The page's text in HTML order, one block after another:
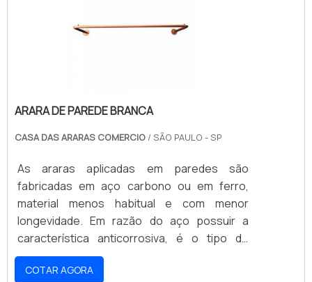
opções quando o assunto é o seu .
ARARA DE PAREDE BRANCA
CASA DAS ARARAS COMERCIO / SÃO PAULO - SP
As araras aplicadas em paredes são
fabricadas em aço carbono ou em ferro,
material menos habitual e com menor
longevidade. Em razão do aço possuir a
característica anticorrosiva, é o tipo de
suporte mais indicado para qualquer uma de
suas aplicações possíveis, especialmente
COTAR AGORA